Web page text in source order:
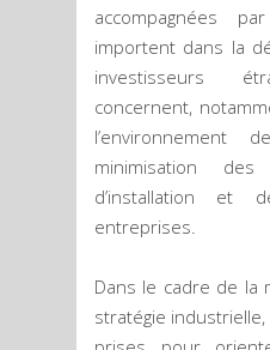
accompagnées
importent dans la
investisseurs
concernent,
minimisation
d’installation et
entreprises.
Dans le cadre de
stratégie